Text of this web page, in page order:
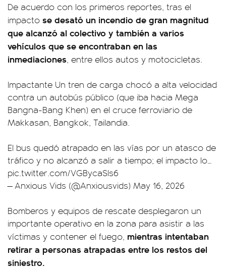
De acuerdo con los primeros reportes, tras el
impacto se desató un incendio de gran magnitud
que alcanzó al colectivo y también a varios
vehículos que se encontraban en las
inmediaciones, entre ellos autos y motocicletas.
Impactante Un tren de carga chocó a alta velocidad
contra un autobús público (que iba hacia Mega
Bangna-Bang Khen) en el cruce ferroviario de
Makkasan, Bangkok, Tailandia.
El bus quedó atrapado en las vías por un atasco de
tráfico y no alcanzó a salir a tiempo; el impacto lo…
pic.twitter.com/VGBycaSls6
— Anxious Vids (@Anxiousvids) May 16, 2026
Bomberos y equipos de rescate desplegaron un
importante operativo en la zona para asistir a las
víctimas y contener el fuego, mientras intentaban
retirar a personas atrapadas entre los restos del
siniestro.